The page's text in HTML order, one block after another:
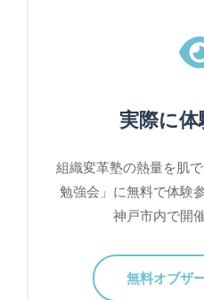
実際に
組織変革塾の熱量を肌
勉強会」に無料で体験
神戸市内で開
無料オブザ